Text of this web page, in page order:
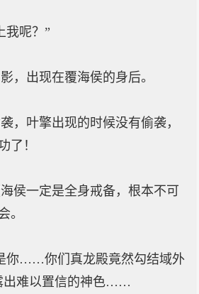
呢？”
出现在覆海侯的身后。
叶擎出现的时候没有偷袭，
了！
一定是全身戒备，根本不可
。
……你们真龙殿竟然勾结域外
出难以置信的神色……